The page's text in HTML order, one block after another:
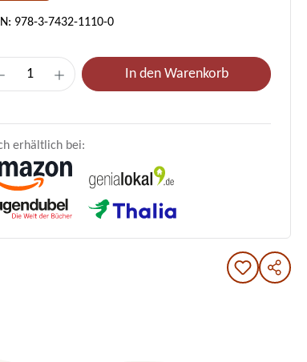
978-3-7432-1110-0
Anzahl: Gib den gewünschten
In den Warenkorb
erhältlich bei: